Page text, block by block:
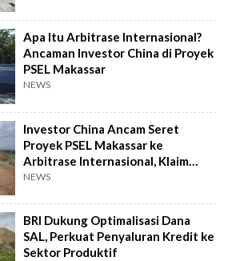
Apa Itu Arbitrase Internasional?
Ancaman Investor China di Proyek
PSEL Makassar
NEWS
Investor China Ancam Seret
Proyek PSEL Makassar ke
Arbitrase Internasional, Klaim
Rugi Rp2,4 T
NEWS
BRI Dukung Optimalisasi Dana
SAL, Perkuat Penyaluran Kredit ke
Sektor Produktif